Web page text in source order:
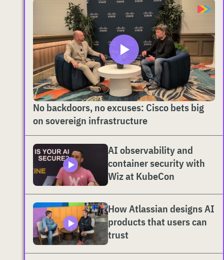
No backdoors, no excuses: Cisco bets big
on sovereign infrastructure
AI observability and
container security with
Wiz at KubeCon
How Atlassian designs AI
products that users can
trust